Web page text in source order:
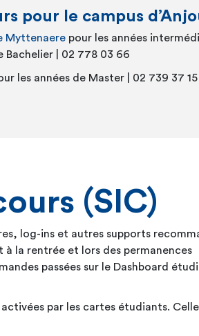
pour le campus
Myttenaere pour les années
Bachelier | 02 778 03 66
les années de Master | 02 739 37 15
(SIC)
log-ins et autres supports
à la rentrée et lors des permanences
passées sur le Dashboard
par les cartes étudiants.